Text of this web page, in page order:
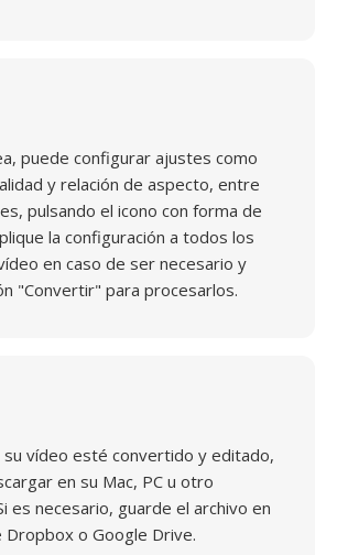
puede configurar ajustes como
y relación de aspecto, entre
pulsando el icono con forma de
la configuración a todos los
en caso de ser necesario y
"Convertir" para procesarlos.
su vídeo esté convertido y editado,
en su Mac, PC u otro
es necesario, guarde el archivo en
Dropbox o Google Drive.